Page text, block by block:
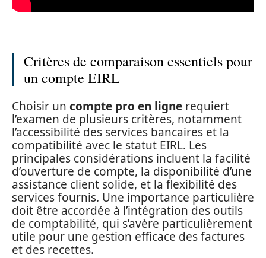
Critères de comparaison essentiels pour
un compte EIRL
Choisir un compte pro en ligne requiert
l’examen de plusieurs critères, notamment
l’accessibilité des services bancaires et la
compatibilité avec le statut EIRL. Les
principales considérations incluent la facilité
d’ouverture de compte, la disponibilité d’une
assistance client solide, et la flexibilité des
services fournis. Une importance particulière
doit être accordée à l’intégration des outils
de comptabilité, qui s’avère particulièrement
utile pour une gestion efficace des factures
et des recettes.